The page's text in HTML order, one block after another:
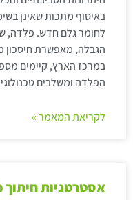
באיסוף מתכות שאינן
לחומר גלם חדש. פלדה,
הגבלה, מאפשרת חיסכון
במרכז הארץ, קיימים
הפלדה ומשלבים
לקריאת המאמר »
אסטרטגיות